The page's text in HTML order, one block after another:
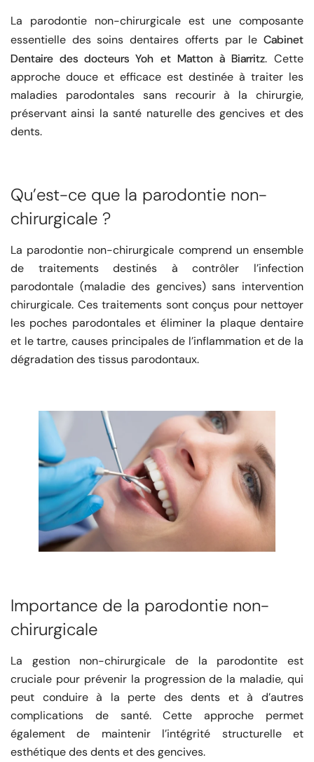
La parodontie non-chirurgicale est une composante
essentielle des soins dentaires offerts par le Cabinet
Dentaire des docteurs Yoh et Matton à Biarritz. Cette
approche douce et efficace est destinée à traiter les
maladies parodontales sans recourir à la chirurgie,
préservant ainsi la santé naturelle des gencives et des
dents.
Qu’est-ce que la parodontie non-
chirurgicale ?
La parodontie non-chirurgicale comprend un ensemble
de traitements destinés à contrôler l’infection
parodontale (maladie des gencives) sans intervention
chirurgicale. Ces traitements sont conçus pour nettoyer
les poches parodontales et éliminer la plaque dentaire
et le tartre, causes principales de l’inflammation et de la
dégradation des tissus parodontaux.
Importance de la parodontie non-
chirurgicale
La gestion non-chirurgicale de la parodontite est
cruciale pour prévenir la progression de la maladie, qui
peut conduire à la perte des dents et à d’autres
complications de santé. Cette approche permet
également de maintenir l’intégrité structurelle et
esthétique des dents et des gencives.